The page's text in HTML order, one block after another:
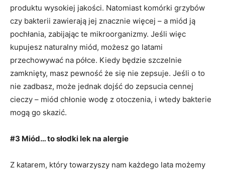
produktu wysokiej jakości. Natomiast komórki grzybów
czy bakterii zawierają jej znacznie więcej – a miód ją
pochłania, zabijając te mikroorganizmy. Jeśli więc
kupujesz naturalny miód, możesz go latami
przechowywać na półce. Kiedy będzie szczelnie
zamknięty, masz pewność że się nie zepsuje. Jeśli o to
nie zadbasz, może jednak dojść do zepsucia cennej
cieczy – miód chłonie wodę z otoczenia, i wtedy bakterie
mogą go skazić.
#3 Miód… to słodki lek na alergie
Z katarem, który towarzyszy nam każdego lata możemy